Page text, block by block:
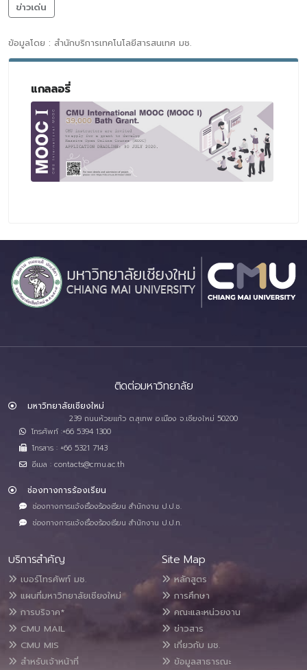
ข่าวเด่น
ข้อมูลโดย : สำนักบริการเทคโนโลยีสารสนเทศ มช.
แกลลอรี่
ติดต่อมหาวิทยาลัย
มหาวิทยาลัยเชียงใหม่
239 ถนนห้วยแก้ว ต.สุเทพ อ.เมือง จ.เชียงใหม่ 50200
โทรศัพท์ :+66 5394 1300
โทรสาร : +66 5321 7143
อีเมล : contacts@cmu.ac.th
ช่องทางการร้องเรียน
ช่องทางการแจ้งเรื่องร้องเรียน สำนักงาน ป.ป.ช.
ช่องทางการแจ้งเรื่องร้องเรียน สำนักงาน ป.ป.ท.
บริการสำคัญ
เบอร์โทรศัพท์ มช.
แผนที่มหาวิทยาลัยเชียงใหม่
การบริจาค*
CMU MAIL
CMU MIS
สำหรับเจ้าหน้าที่
Site Map
หลักสูตร
การศึกษา
คณะและหน่วยงาน
ข่าวสาร
เกี่ยวกับ มช.
ข้อมูลสาธารณะ